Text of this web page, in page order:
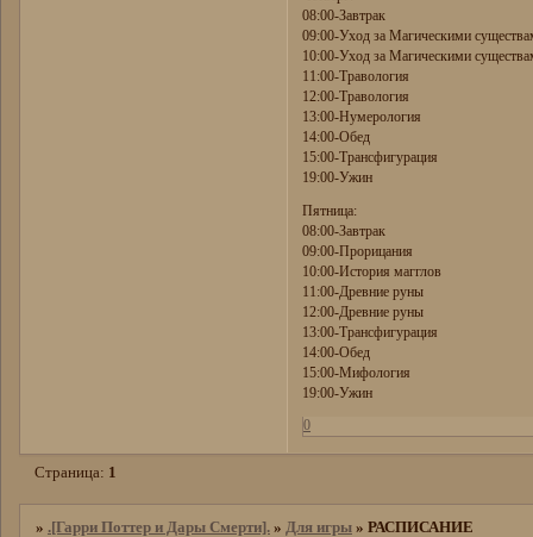
08:00-Завтрак
09:00-Уход за Магическими
10:00-Уход за Магическими
11:00-Травология
12:00-Травология
13:00-Нумерология
14:00-Обед
15:00-Трансфигурация
19:00-Ужин
Пятница:
08:00-Завтрак
09:00-Прорицания
10:00-История магглов
11:00-Древние руны
12:00-Древние руны
13:00-Трансфигурация
14:00-Обед
15:00-Мифология
19:00-Ужин
0
Страница: 1
» .[Гарри Поттер и Дары Смерти]. » Для игры » РАСПИСАНИЕ